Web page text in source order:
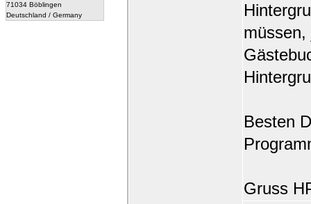
71034 Böblingen
Deutschland / Germany
Besten
Gruss